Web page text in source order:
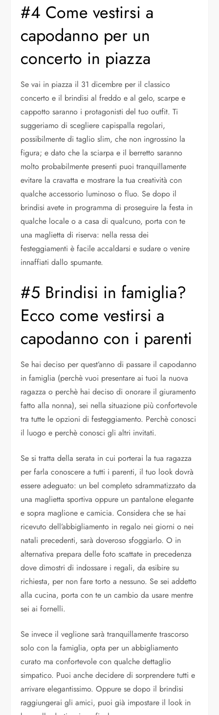
#4 Come vestirsi a
capodanno per un
concerto in piazza
Se vai in piazza il 31 dicembre per il classico
concerto e il brindisi al freddo e al gelo, scarpe e
cappotto saranno i protagonisti del tuo outfit. Ti
suggeriamo di scegliere capispalla regolari,
possibilmente di taglio slim, che non ingrossino la
figura; e dato che la sciarpa e il berretto saranno
molto probabilmente presenti puoi tranquillamente
evitare la cravatta e mostrare la tua creatività con
qualche accessorio luminoso o fluo. Se dopo il
brindisi avete in programma di proseguire la festa in
qualche locale o a casa di qualcuno, porta con te
una maglietta di riserva: nella ressa dei
festeggiamenti è facile accaldarsi e sudare o venire
innaffiati dallo spumante.
#5 Brindisi in famiglia?
Ecco come vestirsi a
capodanno con i parenti
Se hai deciso per quest’anno di passare il capodanno
in famiglia (perchè vuoi presentare ai tuoi la nuova
ragazza o perchè hai deciso di onorare il giuramento
fatto alla nonna), sei nella situazione più confortevole
tra tutte le opzioni di festeggiamento. Perchè conosci
il luogo e perchè conosci gli altri invitati.
Se si tratta della serata in cui porterai la tua ragazza
per farla conoscere a tutti i parenti, il tuo look dovrà
essere adeguato: un bel completo sdrammatizzato da
una maglietta sportiva oppure un pantalone elegante
e sopra maglione e camicia. Considera che se hai
ricevuto dell’abbigliamento in regalo nei giorni o nei
natali precedenti, sarà doveroso sfoggiarlo. O in
alternativa prepara delle foto scattate in precedenza
dove dimostri di indossare i regali, da esibire su
richiesta, per non fare torto a nessuno. Se sei addetto
alla cucina, porta con te un cambio da usare mentre
sei ai fornelli.
Se invece il veglione sarà tranquillamente trascorso
solo con la famiglia, opta per un abbigliamento
curato ma confortevole con qualche dettaglio
simpatico. Puoi anche decidere di sorprendere tutti e
arrivare elegantissimo. Oppure se dopo il brindisi
raggiungerai gli amici, puoi già impostare il look in